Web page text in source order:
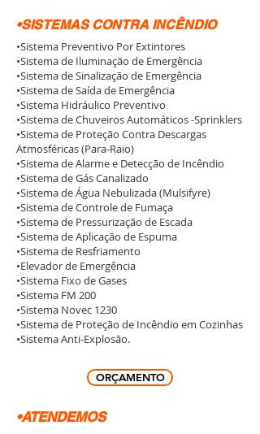
•SISTEMAS CONTRA INCÊNDIO
•Sistema Preventivo Por Extintores
•Sistema de Iluminação de Emergência
•Sistema de Sinalização de Emergência
•Sistema de Saída de Emergência
•Sistema Hidráulico Preventivo
•Sistema de Chuveiros Automáticos -Sprinklers
•Sistema de Proteção Contra Descargas
Atmosféricas (Para-Raio)
•Sistema de Alarme e Detecção de Incêndio
•Sistema de Gás Canalizado
•Sistema de Água Nebulizada (Mulsifyre)
•Sistema de Controle de Fumaça
•Sistema de Pressurização de Escada
•Sistema de Aplicação de Espuma
•Sistema de Resfriamento
•Elevador de Emergência
•Sistema Fixo de Gases
•Sistema FM 200
•Sistema Novec 1230
•Sistema de Proteção de Incêndio em Cozinhas
•Sistema Anti-Explosão.
ORÇAMENTO
•ATENDEMOS